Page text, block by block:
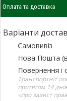
Оплата та доставка
Варіанти
Самовивіз
Нова Пошта
Повернення і
Транспортніт
протягом 14
«про захист